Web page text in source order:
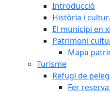
Introducció
Història i
El municipi en
Patrimoni
Mapa
Turisme
Refugi de
Fer